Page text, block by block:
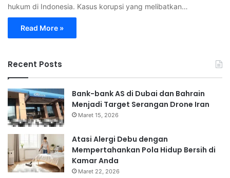
hukum di Indonesia. Kasus korupsi yang melibatkan…
Read More »
Recent Posts
Bank-bank AS di Dubai dan Bahrain
Menjadi Target Serangan Drone Iran
Maret 15, 2026
Atasi Alergi Debu dengan
Mempertahankan Pola Hidup Bersih di
Kamar Anda
Maret 22, 2026